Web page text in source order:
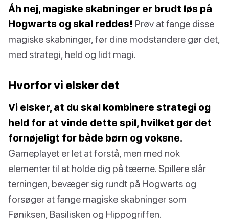
Åh nej, magiske skabninger er brudt løs på
Hogwarts og skal reddes! Prøv at fange disse
magiske skabninger, før dine modstandere gør det,
med strategi, held og lidt magi.
Hvorfor vi elsker det
Vi elsker, at du skal kombinere strategi og
held for at vinde dette spil, hvilket gør det
fornøjeligt for både børn og voksne.
Gameplayet er let at forstå, men med nok
elementer til at holde dig på tæerne. Spillere slår
terningen, bevæger sig rundt på Hogwarts og
forsøger at fange magiske skabninger som
Føniksen, Basilisken og Hippogriffen.